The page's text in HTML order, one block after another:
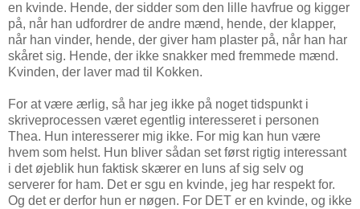
en kvinde. Hende, der sidder som den lille havfrue og kigger
på, når han udfordrer de andre mænd, hende, der klapper,
når han vinder, hende, der giver ham plaster på, når han har
skåret sig. Hende, der ikke snakker med fremmede mænd.
Kvinden, der laver mad til Kokken.
For at være ærlig, så har jeg ikke på noget tidspunkt i
skriveprocessen været egentlig interesseret i personen
Thea. Hun interesserer mig ikke. For mig kan hun være
hvem som helst. Hun bliver sådan set først rigtig interessant
i det øjeblik hun faktisk skærer en luns af sig selv og
serverer for ham. Det er sgu en kvinde, jeg har respekt for.
Og det er derfor hun er nøgen. For DET er en kvinde, og ikke